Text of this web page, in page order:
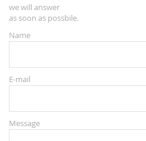
we will answer
as soon as possbile.
Name
E-mail
Message